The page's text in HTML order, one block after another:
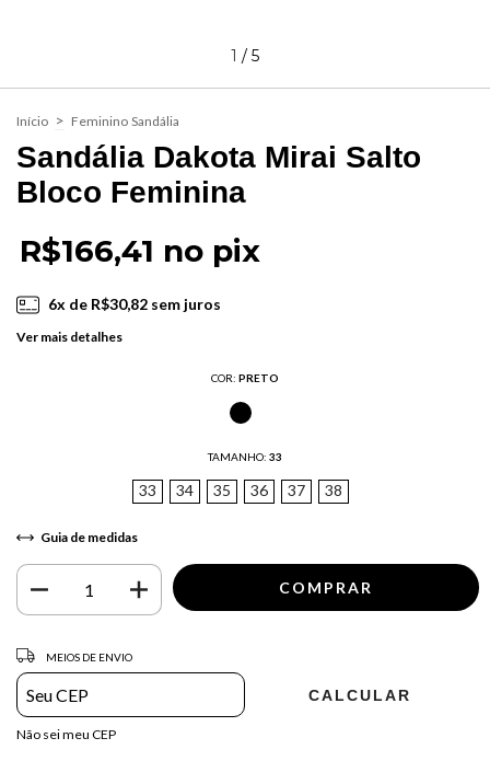
1 / 5
Início > Feminino Sandália
Sandália Dakota Mirai Salto
Bloco Feminina
R$166,41 no pix
6x de R$30,82sem juros
Ver mais detalhes
COR: PRETO
TAMANHO: 33
33 34 35 36 37 38
Guia de medidas
Entregas para o CEP:
MEIOS DE ENVIO
CALCULAR
Não sei meu CEP